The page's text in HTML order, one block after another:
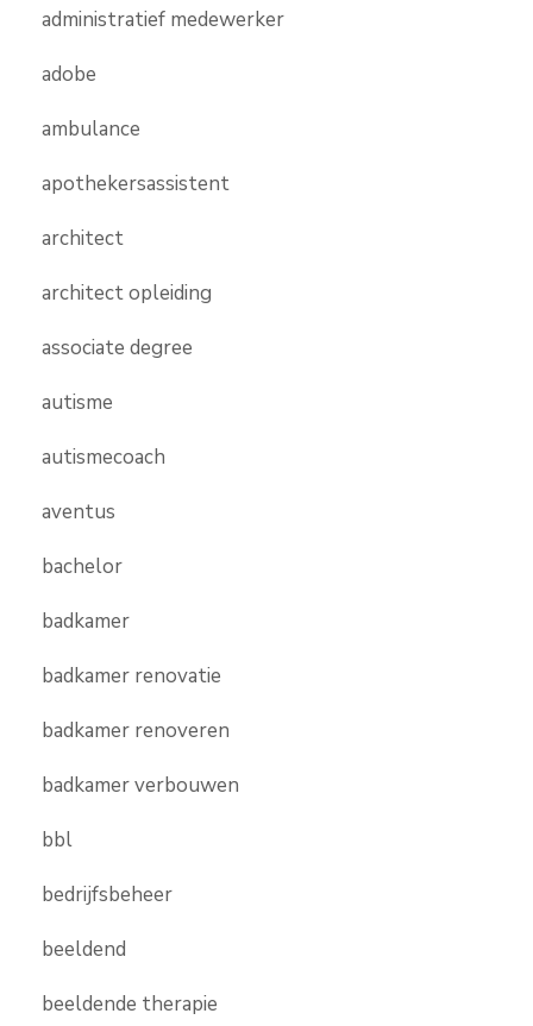
administratief medewerker
adobe
ambulance
apothekersassistent
architect
architect opleiding
associate degree
autisme
autismecoach
aventus
bachelor
badkamer
badkamer renovatie
badkamer renoveren
badkamer verbouwen
bbl
bedrijfsbeheer
beeldend
beeldende therapie